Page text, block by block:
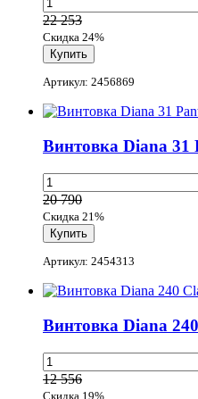
22 253
Скидка 24%
Артикул: 2456869
Винтовка Diana 31
20 790
Скидка 21%
Артикул: 2454313
Винтовка Diana
12 556
Скидка 19%